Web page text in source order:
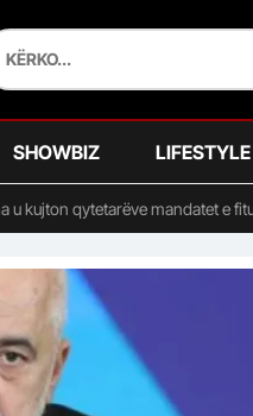
SHOWBIZ LIFESTYLE
u kujton qytetarëve mandatet e